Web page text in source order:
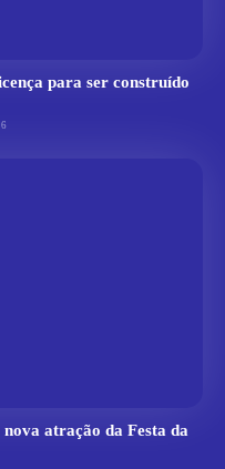
para ser construído
atração da Festa da